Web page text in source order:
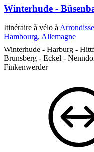
Winterhude -
Itinéraire à vélo à
Hambourg, Allemagne
Winterhude - Harburg -
Brunsberg - Eckel -
Finkenwerder